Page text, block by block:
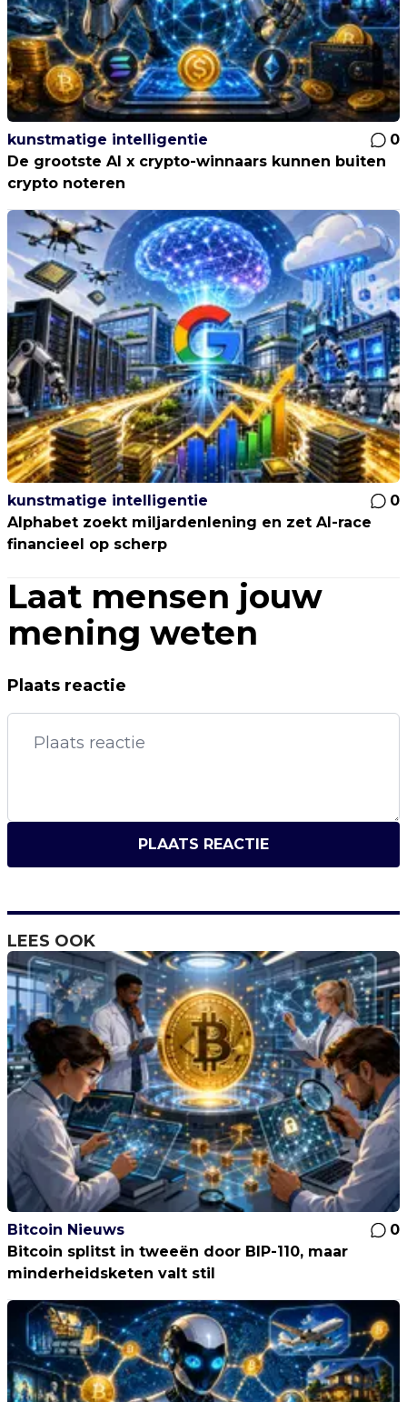
kunstmatige intelligentie
0
De grootste AI x crypto-winnaars kunnen buiten
crypto noteren
kunstmatige intelligentie
0
Alphabet zoekt miljardenlening en zet AI-race
financieel op scherp
Laat mensen jouw
mening weten
Plaats reactie
PLAATS REACTIE
LEES OOK
Bitcoin Nieuws
0
Bitcoin splitst in tweeën door BIP-110, maar
minderheidsketen valt stil